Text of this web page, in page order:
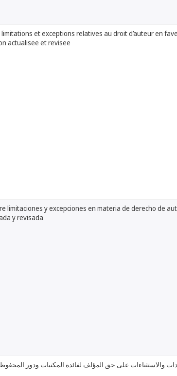
limitations et exceptions relatives au droit d’auteur en
actualisee et revisee
limitaciones y excepciones en materia de derecho de
y revisada
والاستثناءات على حق المؤلف لفائدة المكتبات ودور